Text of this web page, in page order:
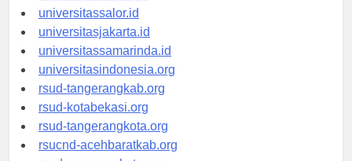
universitaswalesi.id
universitassalor.id
universitasjakarta.id
universitassamarinda.id
universitasindonesia.org
rsud-tangerangkab.org
rsud-kotabekasi.org
rsud-tangerangkota.org